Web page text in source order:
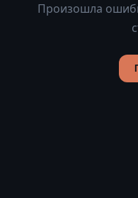
Произошла